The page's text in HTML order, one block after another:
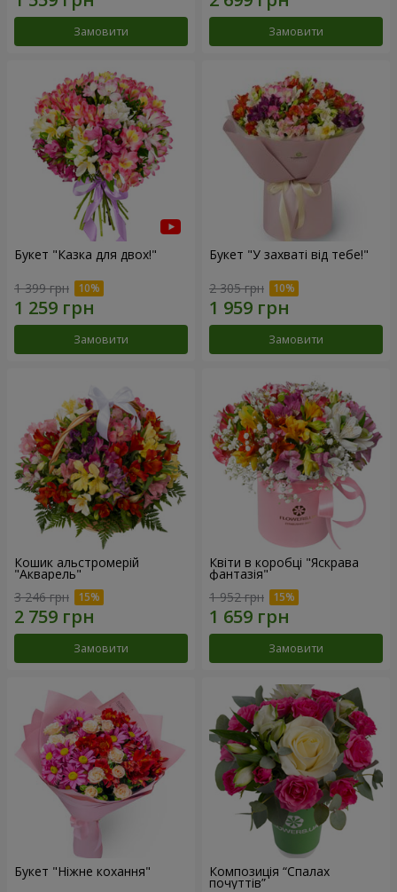
Замовити Замовити
Букет "Казка для двох!"
1 399 грн
Замовити
Букет "У захваті від тебе!"
2 305 грн
Замовити
Кошик альстромерій
"Акварель"
3 246 грн
Замовити
Квіти в коробці "Яскрава
фантазія"
1 952 грн
Замовити
Букет "Ніжне кохання" Композиція “Спалах
почуттів”